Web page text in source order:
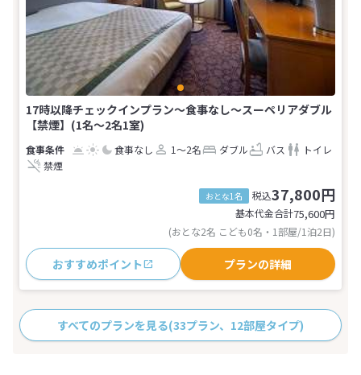
17時以降チェックインプラン〜食事なし〜スーペリアダブル
【禁煙】(1名～2名1室)
食事なし 1～2名 ダブル バス
トイレ
禁煙
おとな1名 税込37,800円
基本代金合計75,600円
(おとな2名 こども0名・1部屋/1泊2日)
おすすめポイント プランの詳細
すべてのプランを見る(33プラン、12部屋タイプ)